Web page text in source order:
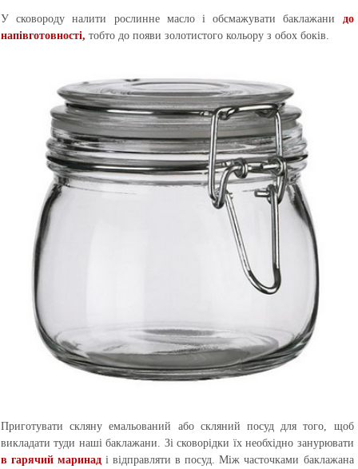
У сковороду налити рослинне масло і обсмажувати баклажани до
напівготовності, тобто до появи золотистого кольору з обох боків.
Приготувати скляну емальований або скляний посуд для того, щоб
викладати туди наші баклажани. Зі сковорідки їх необхідно занурювати
в гарячий маринаді відправляти в посуд. Між часточками баклажана